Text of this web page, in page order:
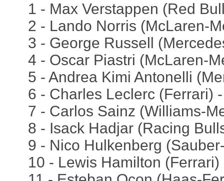
1 - Max Verstappen (Red
2 - Lando Norris (McLaren-
3 - George Russell
4 - Oscar Piastri (McLaren-
5 - Andrea Kimi Antonelli
6 - Charles Leclerc (Ferrari)
7 - Carlos Sainz (Williams-
8 - Isack Hadjar (Racing
9 - Nico Hulkenberg
10 - Lewis Hamilton